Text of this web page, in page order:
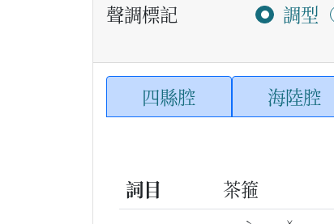
聲調標記 調型
四縣腔 海陸腔
詞目 茶箍